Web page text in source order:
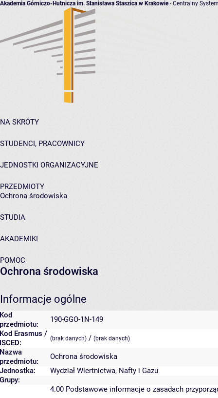
Akademia Górniczo-Hutnicza im. Stanisława Staszica w Krakowie- Centralny
NA SKRÓTY
STUDENCI, PRACOWNICY
JEDNOSTKI ORGANIZACYJNE
PRZEDMIOTY
Ochrona środowiska
STUDIA
AKADEMIKI
POMOC
Ochrona środowiska
Informacje ogólne
Kod
przedmiotu:
190-GGO-1N-149
Kod Erasmus /
ISCED:
(brak danych) / (brak danych)
Nazwa
przedmiotu:
Ochrona środowiska
Jednostka:
Wydział Wiertnictwa, Nafty i Gazu
Grupy:
4.00 Podstawowe informacje o zasadach